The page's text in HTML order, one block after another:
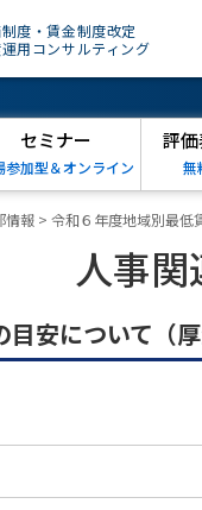
度・賃金制度改定
用コンサルティング
セミナー
参加型＆オンライン
評
無
情報 > 令和６年度地域別最低
人事関
安について（厚